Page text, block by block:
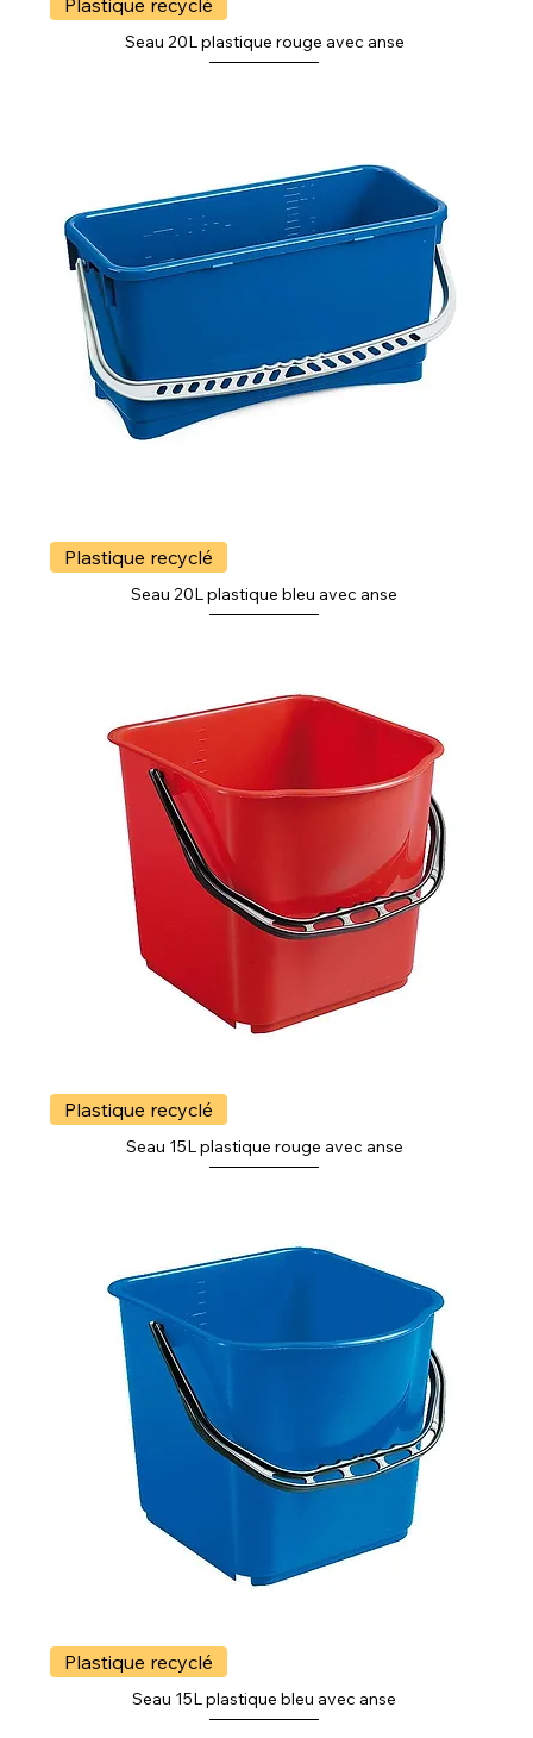
Seau 20L plastique rouge avec anse
Plastique recyclé
Seau 20L plastique bleu avec anse
Plastique recyclé
Seau 15L plastique rouge avec anse
Plastique recyclé
Seau 15L plastique bleu avec anse